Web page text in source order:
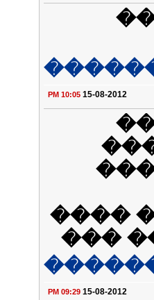
15-08-2012
10:05 PM
��
15-08-2012
09:29 PM